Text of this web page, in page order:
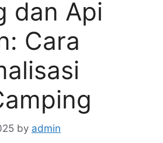
dan Api
Cara
by admin